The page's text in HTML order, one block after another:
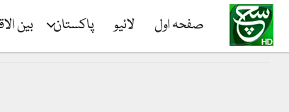
صفحہ اول لائیو پاکستان بین